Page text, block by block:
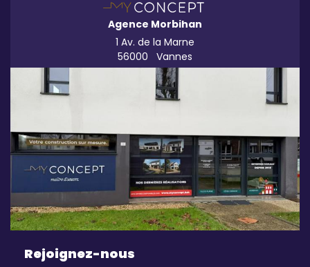
Agence Morbihan
1 Av. de la Marne
56000
Vannes
Rejoignez-nous